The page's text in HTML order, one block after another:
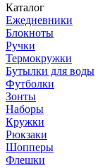
Каталог
Ежедневники
Блокноты
Ручки
Термокружки
Бутылки для воды
Футболки
Зонты
Наборы
Кружки
Рюкзаки
Шопперы
Флешки